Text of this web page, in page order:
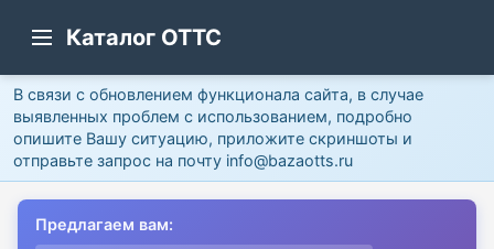
Каталог ОТТС
В связи с обновлением функционала сайта, в случае
выявленных проблем с использованием, подробно
опишите Вашу ситуацию, приложите скриншоты и
отправьте запрос на почту info@bazaotts.ru
Предлагаем вам: